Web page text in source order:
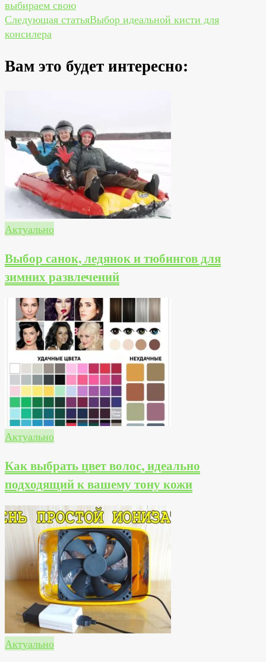
по
записям
выбираем свою
Следующая статьяВыбор идеальной кисти для
консилера
Вам это будет интересно:
Актуально
Выбор санок, ледянок и тюбингов для
зимних развлечений
Актуально
Как выбрать цвет волос, идеально
подходящий к вашему тону кожи
Актуально